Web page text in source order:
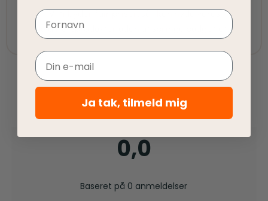
Vi tilbyder fair priser, så I kan nyde vores
kvalitetsprodukter uden at springe budgettet.
0,0
Baseret på 0 anmeldelser
Navn
Email
Ja tak, tilmeld mig